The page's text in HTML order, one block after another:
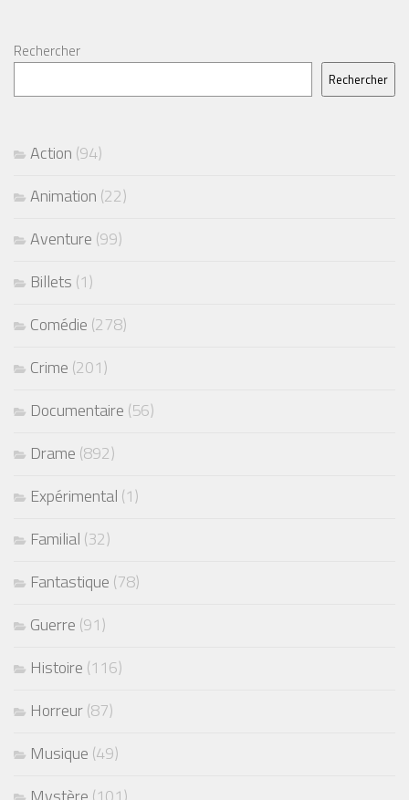
Rechercher
Rechercher
Action (94)
Animation (22)
Aventure (99)
Billets (1)
Comédie (278)
Crime (201)
Documentaire (56)
Drame (892)
Expérimental (1)
Familial (32)
Fantastique (78)
Guerre (91)
Histoire (116)
Horreur(87)
Musique (49)